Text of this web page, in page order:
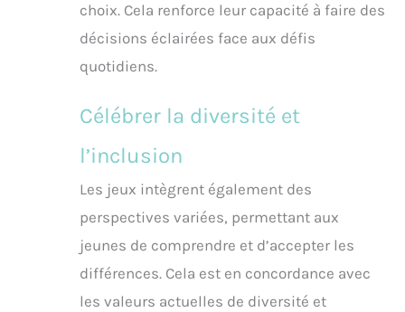
choix. Cela renforce leur capacité à faire des
décisions éclairées face aux défis
quotidiens.
Célébrer la diversité et
l’inclusion
Les jeux intègrent également des
perspectives variées, permettant aux
jeunes de comprendre et d’accepter les
différences. Cela est en concordance avec
les valeurs actuelles de diversité et